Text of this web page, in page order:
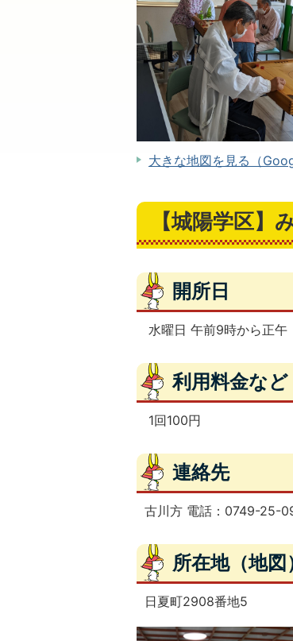
大きな地図を見る（
【城陽学区】
開所日
水曜日 午前9時から正午
利用料金など
1回100円
連絡先
古川方 電話：0749-25-
所在地（地図
日夏町2908番地5